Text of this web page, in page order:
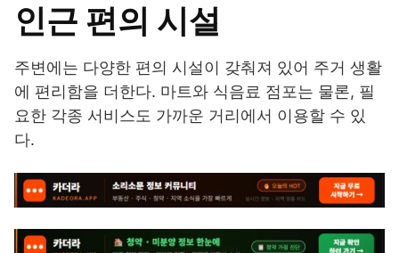
인근 편의 시설
주변에는 다양한 편의 시설이 갖춰져 있어 주거 생활
에 편리함을 더한다. 마트와 식음료 점포는 물론, 필
요한 각종 서비스도 가까운 거리에서 이용할 수 있
다.